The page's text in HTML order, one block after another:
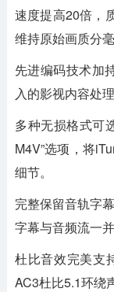
速度提高20倍，
维持原始画质分毫
先进编码技术加
入的影视内容处
多种无损格式可
M4V”选项，将
细节。
完整保留音轨字
字幕与音频流一并
杜比音效完美支
AC3杜比5.1环绕